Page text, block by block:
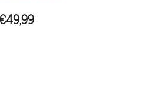
€49,99